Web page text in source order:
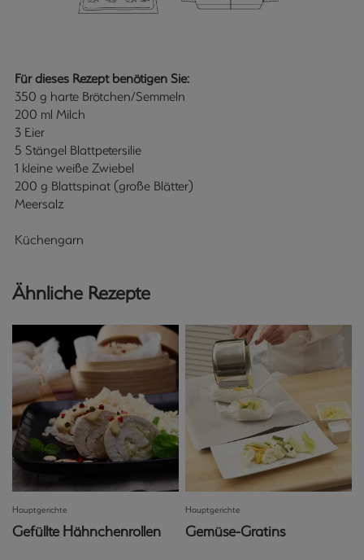
Für dieses Rezept benötigen Sie:
350 g harte Brötchen/Semmeln
200 ml Milch
3 Eier
5 Stängel Blattpetersilie
1 kleine weiße Zwiebel
200 g Blattspinat (große Blätter)
Meersalz
Küchengarn
Ähnliche Rezepte
Hauptgerichte
Gefüllte Hähnchenrollen
Hauptgerichte
Gemüse-Gratins